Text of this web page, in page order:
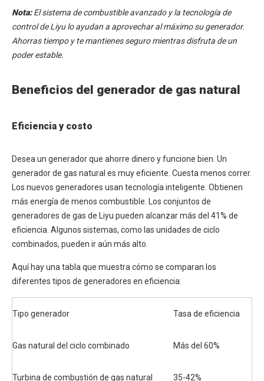
Nota:El sistema de combustible avanzado y la tecnología de
control de Liyu lo ayudan a aprovechar al máximo su generador.
Ahorras tiempo y te mantienes seguro mientras disfruta de un
poder estable.
Beneficios del generador de gas natural
Eficiencia y costo
Desea un generador que ahorre dinero y funcione bien. Un
generador de gas natural es muy eficiente. Cuesta menos correr.
Los nuevos generadores usan tecnología inteligente. Obtienen
más energía de menos combustible. Los conjuntos de
generadores de gas de Liyu pueden alcanzar más del 41% de
eficiencia. Algunos sistemas, como las unidades de ciclo
combinados, pueden ir aún más alto.
Aquí hay una tabla que muestra cómo se comparan los
diferentes tipos de generadores en eficiencia:
Tipo generador Tasa de eficiencia
Gas natural del ciclo combinado Más del 60%
Turbina de combustión de gas natural 35-42%